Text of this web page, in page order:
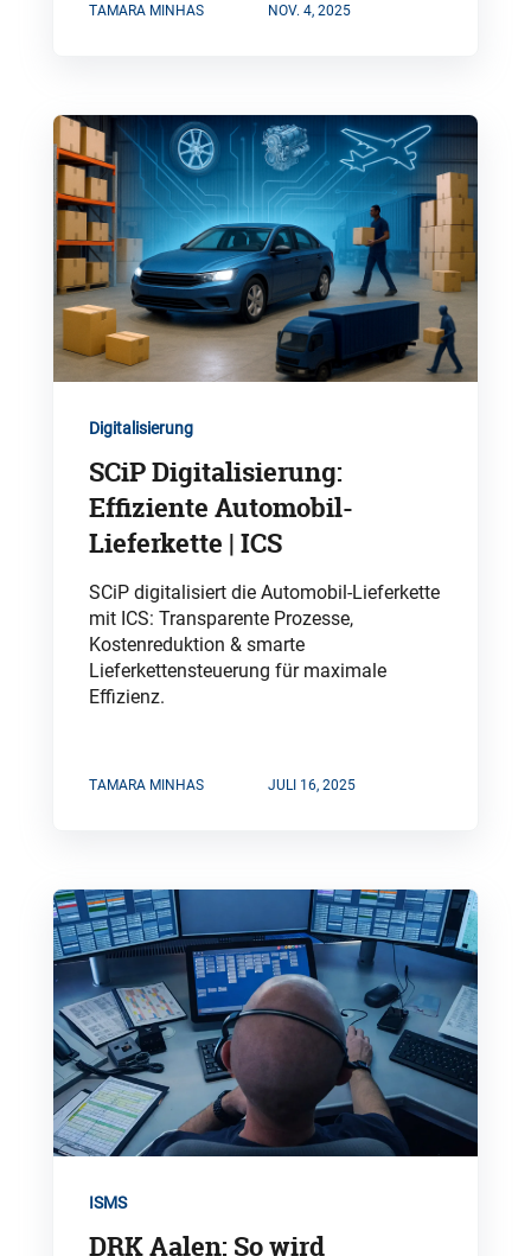
TAMARA MINHAS NOV. 4, 2025
Digitalisierung
SCiP Digitalisierung:
Effiziente Automobil-
Lieferkette | ICS
SCiP digitalisiert die Automobil-Lieferkette
mit ICS: Transparente Prozesse,
Kostenreduktion & smarte
Lieferkettensteuerung für maximale
Effizienz.
TAMARA MINHAS JULI 16, 2025
ISMS
DRK Aalen: So wird